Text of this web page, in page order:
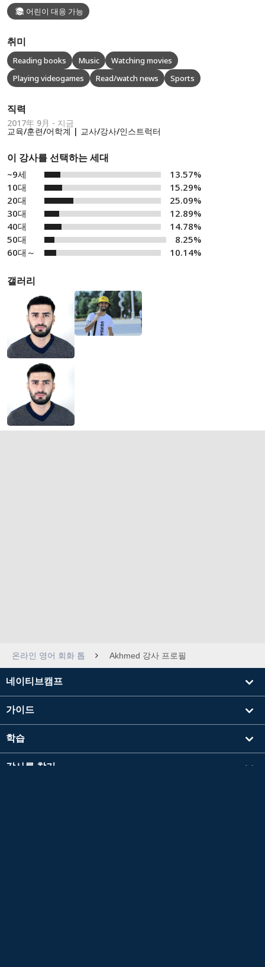
어린이 대응 가능
취미
Reading books Music
Watching movies
Playing videogames
Read/watch news Sports
직력
2017年 9月 - 지금
교육/훈련/어학계 | 교사/강사/인스트럭터
이 강사를 선택하는 세대
~9세
13.57%
10대
15.29%
20대
25.09%
30대
12.89%
40대
14.78%
50대
8.25%
60대～
10.14%
갤러리
온라인 영어 회화 톱 Akhmed 강사 프로필
네이티브캠프
가이드
학습
강사를 찾기